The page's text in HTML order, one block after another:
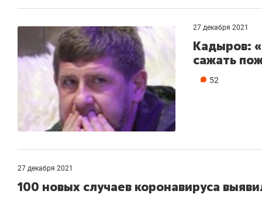
27 декабря 2021
Кадыров:
сажать
52
27 декабря 2021
100 новых случаев коронавируса